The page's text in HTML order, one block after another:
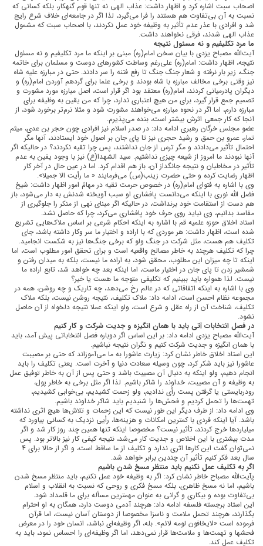
اصحاب سبت اشاره کرد و اظهار داشت: عذاب الهی نه تنها قوم گنهکار، بلکه کسانی که
نسبت به آن بی‌تفاوت هم هستند را فرا می‌گیرد، لذا اگر در جامعه‌ای خلاف شرع رایج
شد و افرادی با عذر عدم تأثیر به وظیفه خود عمل نکردند، با اصحاب سبت که مشمول
عذاب الهی شدند، فرقی نخواهند داشت.
ما مرد تکلیفیم و نه مسئول نتیجه
آیت‌الله مصباح یزدی با بیان سخن امام(ره) مبنی بر اینکه ما مرد تکلیفیم و نه مسئول
نتیجه، اظهار داشت: امام(ره) علی‌رغم وساطت کشورهای دوست و مسلمان برای خاتمه
جنگ، زیر بار نرفته و شعار جنگ جنگ تا رفع فتنه را سر دادند. حتی در مبارزه علیه شاه
نیز وقتی برخی مخالف مبارزه با شاه بودند و برخی علما برای گردهم آوردن امام(ره) و
دیگران پادرمیانی کردند، امام(ره) معتقد بود اگر قرار است، اصل مبارزه مورد مشورت و
تصمیم جمع قرار گیرد، برای من هیچ اعتباری ندارد، چرا که من یقین به وظیفه برای
مبارزه دارم، اما اگر در نحوه مبارزه می‌خواهند مشورت شود و مثلا نرم‌تر برخورد شود، از
آنجا که کار جمعی اثرش بیشتر است، بنده می‌پذیرم.
عضو مجلس خرگان رهبری ادامه داد: در صدر اسلام نیز افرادی چون حجر بن عدی، میثم
تمار، عمرو بن حمق و رشید حجری نیز تا پای جان بر اصول خود ایستادند، آنها مگر
احتمال تأثیر می‌دادند و مگر ترس از جان نداشتند، پس چرا تقیه نکردند؟ در حالیکه اگر
آنها نبودند ما امروز از شیعه چیزی نداشتیم. سید الشهدا(ع) نیز با وجود یقین به عدم
تأثیر در مخاطبان و نتیجه جانگداز آن، باز هم اقدام کرد. اما در عین حال در آخر کار
اظهار رضایت کرده و حتی حضرت زینب(س) می‌فرمایند « ما رأیت الا جمیلا».
وی با اشاره به فتوای امام(ره) در خصوص حرمت تقیه در مهامّ امور اظهار داشت: شیخ
فضل الله نوری با اینکه می‌دانست پافشاری او سبب آویخته شدنش به دار می‌شود، باز
هم دست از استقامت خود برنداشت، در حالیکه اگر مبنای نهی از منکر را جلوگیری از
مفاسد بدانیم، وی نباید روی حرف خود پافشاری می‌کرد، چرا که حاصل نشد.
استاد اخلاق حوزه علمیه قم با اشاره به اینکه احکام شرعی بر اساس ملاک‌هایی تشریع
شده است، اظهار داشت: هر موردی که با اراده و اختیار ما سر وکار داشته باشد، جای
تکلیف هم هست، مثل شرکت در جنگ ولو که برخی جنگ‌ها نیز به شکست انجامید.
چرا که تکلیف هرچند به خاطر مصالح واقعیه است و برای تحقق امور مطلوب است، اما
اینکه تا چه میزان این مطلوب، محقق شود، به اراده ما نیست، بلکه به میدان رفتن و
شمشیر زدن تا پای جان در اختیار ماست، اما اینکه بعد چه خواهد شد، تابع اراده ما
نیست. لذا همواره باید ببینیم که تکلیفی متوجه ما هست یا خیر؟
وی با اشاره به اینکه اتفاقاتی که در عالم رخ می‌دهد، چه تاریک و چه روشن، همه در
مجموعه نظام احسن است، ادامه داد: ملاک تکلیف، نتیجه روشن نیست، بلکه ملاک
تکلیف، شناخت آن از راه عقل و شرع است، ولو اینکه عملا نتیجه دلخواه از آن حاصل
نشود.
در فصل انتخابات آتی باید با همان انگیزه و جدیت شرکت و کار کنیم
آیت‌الله مصباح یزدی ادامه داد: بر این اساس اگر دوباره فصل انتخاباتی پیش آمد، باید
با همان انگیزه و جدیت شرکت کنیم و نگران نتیجه نباشیم.
این استاد اخلاق خاطر نشان کرد: زیارت عاشورا به ما می‌آموزاند که حتی بر مصیبت
عاشورا نیز باید شکر کرد، چون وسیله سعادت دنیا و آخرت است. یعنی تکلیف را باید
انجام دهیم، ولو اینکه به دنبال آن مصیبت باشد و حتی پس از آن به خاطر توفیق عمل
به وظیفه و آن مصیبت، خداوند را شاکر باشیم. لذا اگر مثل برخی به خاطر پول،
رودربایستی یا گرفتن پست رأی ندادیم، ولو زحمت کشیدیم، بی‌خوابی کشیدیم،
تهمت‌ها را تحمل کردیم و فحش‌ها را شنیدیم باید شاکر خداوند باشیم.
وی ادامه داد: از طرف دیگر این طور نیست که این زحمات و تلاش‌ها هیچ اثری نداشته
باشد. آیا اینکه فردی با کمترین امکانات و هزینه‌ها، رأیی نزدیک به کسانی بیاورد که
میلیاردها خرج کردند، تأثیر نیست؟ مخصوصا اینکه تنها همین چند روز کار شد و اگر
مدت بیشتری با این اخلاص و جدیت کار می‌شد، نتیجه کیفی کار نیز بالاتر بود. پس
نمی‌توان گفت این کارها اثری ندارد و تکلیف از ما ساقط است، و اگر از حالا برای 4
سال بعد فکر کنیم تأثیر آن چندین برابر خواهد شد.
اگر به تکلیف عمل نکنیم باید منتظر مسخ شدن باشیم
پآیت‌الله مصباح خاطر نشان کرد: اگر به وظیفه خود عمل نکنیم، باید منتظر مسخ شدن
باشیم، اما نه مسخ ظاهری، بلکه مسخ فکری و روحی که نسبت به انقلاب و اسلام
بی‌تفاوت بوده و بیکاری و گرانی به عنوان مهمترین مسأله برای ما قلمداد شود.
این استاد برجسته فلسفه ادامه داد: هرچند آدمی دوست دارد، همگان به او احترام
بگذارند، هرچند تحمل ملامت و ناسزا مخصوصا از دوستان آسان نیست، اما قرآن
فرموده است «لایخافون لومه لائم». بله، اگر وظیفه‌ای نباشد، انسان خود را در معرض
فحشها و تهمت‌ها و ملامت‌ها قرار نمی‌دهد، اما اگر وظیفه‌ای را احساس نمود، باید به
تکلیف عمل کند.